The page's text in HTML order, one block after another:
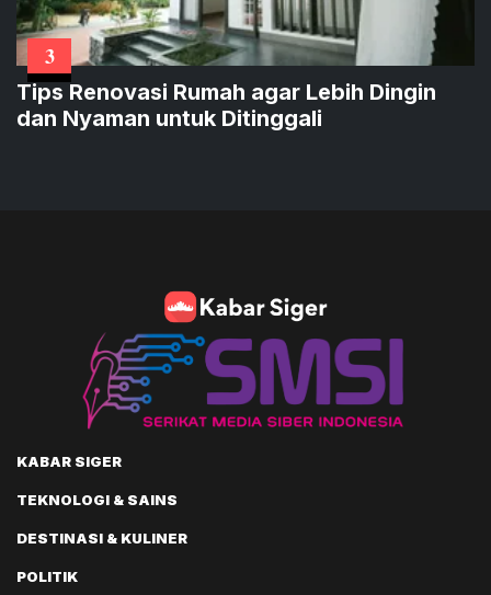
3
Tips Renovasi Rumah agar Lebih Dingin
dan Nyaman untuk Ditinggali
KABAR SIGER
TEKNOLOGI & SAINS
DESTINASI & KULINER
POLITIK